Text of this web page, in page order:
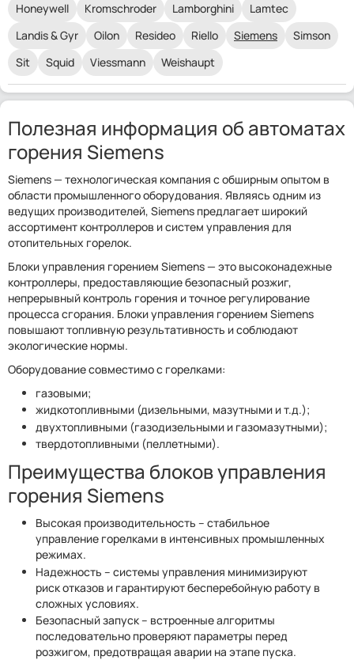
Honeywell
Kromschroder Lamborghini
Lamtec
Landis & Gyr
Oilon Resideo Riello Siemens
Simson
Sit
Squid Viessmann Weishaupt
Полезная информация об автоматах
горения Siemens
Siemens — технологическая компания с обширным опытом в
области промышленного оборудования. Являясь одним из
ведущих производителей, Siemens предлагает широкий
ассортимент контроллеров и систем управления для
отопительных горелок.
Блоки управления горением Siemens — это высоконадежные
контроллеры, предоставляющие безопасный розжиг,
непрерывный контроль горения и точное регулирование
процесса сгорания. Блоки управления горением Siemens
повышают топливную результативность и соблюдают
экологические нормы.
Оборудование совместимо с горелками:
газовыми;
жидкотопливными (дизельными, мазутными и т.д.);
двухтопливными (газодизельными и газомазутными);
твердотопливными (пеллетными).
Преимущества блоков управления
горения Siemens
Высокая производительность – стабильное
управление горелками в интенсивных промышленных
режимах.
Надежность – системы управления минимизируют
риск отказов и гарантируют бесперебойную работу в
сложных условиях.
Безопасный запуск – встроенные алгоритмы
последовательно проверяют параметры перед
розжигом, предотвращая аварии на этапе пуска.